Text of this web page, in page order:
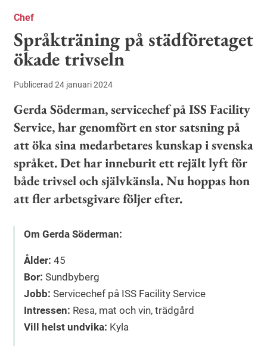
Chef
Språkträning på städföretaget
ökade trivseln
Publicerad 24 januari 2024
Gerda Söderman, servicechef på ISS Facility
Service, har genomfört en stor satsning på
att öka sina medarbetares kunskap i svenska
språket. Det har inneburit ett rejält lyft för
både trivsel och självkänsla. Nu hoppas hon
att fler arbetsgivare följer efter.
Om Gerda Söderman:
Ålder: 45
Bor: Sundbyberg
Jobb: Servicechef på ISS Facility Service
Intressen: Resa, mat och vin, trädgård
Vill helst undvika: Kyla